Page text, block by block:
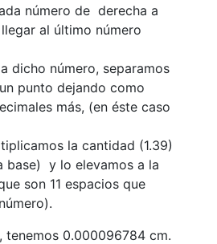
número de derecha a
al último número
dicho número, separamos
punto dejando como
más, (en éste caso
la cantidad (1.39)
base) y lo elevamos a la
son 11 espacios que
tenemos 0.000096784 cm.